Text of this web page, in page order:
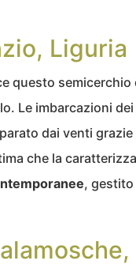
Liguria
questo
Le imbarcazioni
dai venti
che la
,